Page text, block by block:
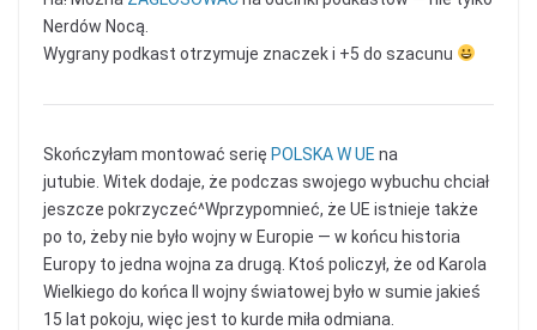
Nerdów Nocą.
Wygrany podkast otrzymuje znaczek i +5 do szacunu
Skończyłam montować serię POLSKA W UE na
jutubie. Witek dodaje, że podczas swojego wybuchu chciał
jeszcze pokrzyczeć^Wprzypomnieć, że UE istnieje także
po to, żeby nie było wojny w Europie — w końcu historia
Europy to jedna wojna za drugą. Ktoś policzył, że od Karola
Wielkiego do końca II wojny światowej było w sumie jakieś
15 lat pokoju, więc jest to kurde miła odmiana.